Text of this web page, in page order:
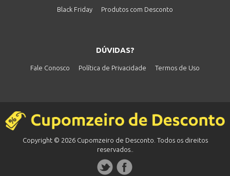
Black Friday Produtos com Desconto
DÚVIDAS?
Fale Conosco Política de Privacidade Termos de Uso
Copyright © 2026 Cupomzeiro de Desconto. Todos os direitos
reservados..